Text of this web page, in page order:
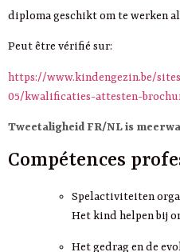
diploma geschikt om te werken
Peut être vérifié sur:
https://www.kindengezin.be/
05/kwalificaties-attesten-
Tweetaligheid FR/NL is
Compétences
Spelactiviteiten
Het kind helpen bij
Het gedrag en de